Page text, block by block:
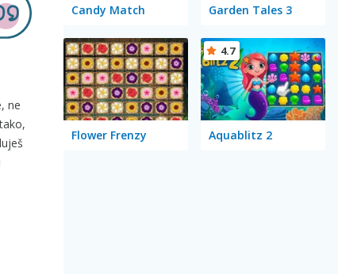
ne
Candy Match Garden Tales 3
Flower Frenzy Aquablitz 2
4.7